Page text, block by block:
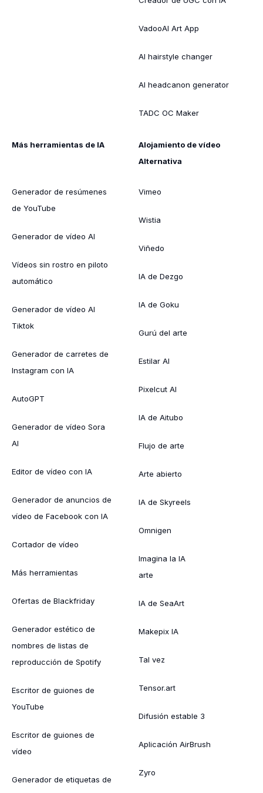
VadooAI Art App
AI hairstyle changer
AI headcanon generator
TADC OC Maker
Más herramientas de IA
Generador de resúmenes
de YouTube
Generador de vídeo AI
Vídeos sin rostro en piloto
automático
Generador de vídeo AI
Tiktok
Generador de carretes de
Instagram con IA
AutoGPT
Generador de vídeo Sora
AI
Editor de vídeo con IA
Generador de anuncios de
vídeo de Facebook con IA
Cortador de vídeo
Más herramientas
Ofertas de Blackfriday
Generador estético de
nombres de listas de
reproducción de Spotify
Escritor de guiones de
YouTube
Escritor de guiones de
vídeo
Generador de etiquetas de
Alojamiento de vídeo
Alternativa
Vimeo
Wistia
Viñedo
IA de Dezgo
IA de Goku
Gurú del arte
Estilar AI
Pixelcut AI
IA de Aitubo
Flujo de arte
Arte abierto
IA de Skyreels
Omnigen
Imagina la IA
arte
IA de SeaArt
Makepix IA
Tal vez
Tensor.art
Difusión estable 3
Aplicación AirBrush
Zyro